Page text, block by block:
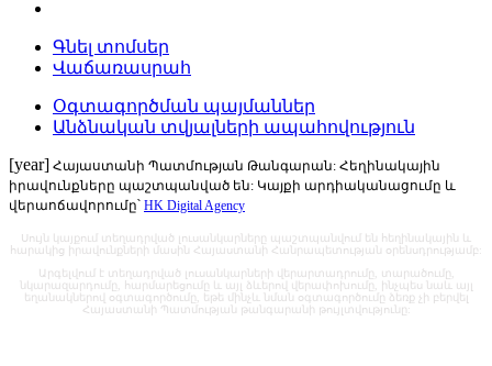
Գնել տոմսեր
Վաճառասրահ
Օգտագործման պայմաններ
Անձնական տվյալների ապահովություն
[year] Հայաստանի Պատմության Թանգարան: Հեղինակային
իրավունքները պաշտպանված են: Կայքի արդիականացումը և
վերաոճավորումը՝ HK Digital Agency
Սույն կայքում տեղադրված լուսանկարները պաշտպանվում են հեղինակային և
հարակից իրավունքների մասին Հայաստանի Հանրապետության օրենսդրությամբ:
Արգելվում է տեղադրված լուսանկարների վերարտադրումը, տարածումը,
նկարազարդումը, հարմարեցումը և այլ ձևերով վերափոխումը, ինչպես նաև այլ
եղանակներով օգտագործումը, եթե մինչև նման օգտագործումը ձեռք չի բերվել
Հայաստանի Պատմության թանգարանի թույլտվությունը: